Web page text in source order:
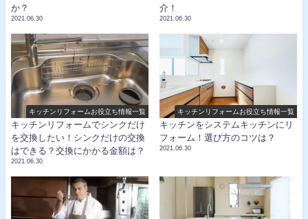
か？
2021.06.30
介！
2021.06.30
キッチンリフォームお役立ち情報一覧
キッチンリフォームでシンクだけ
を交換したい！シンクだけの交換
はできる？交換にかかる金額は？
2021.06.30
キッチンリフォームお役立ち情報一覧
キッチンをシステムキッチンにリ
フォーム！選び方のコツは？
2021.06.30